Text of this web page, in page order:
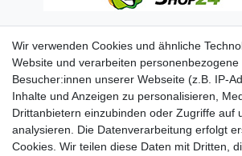
Wir verwenden Cookies und ähnliche
Website und verarbeiten personenbezogene
Besucher:innen unserer Webseite (z.B. IP-
Inhalte und Anzeigen zu personalisieren,
Drittanbietern einzubinden oder Zugriffe auf
analysieren. Die Datenverarbeitung erfolgt
Cookies. Wir teilen diese Daten mit Dritten,